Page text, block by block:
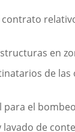
en
de
el
de